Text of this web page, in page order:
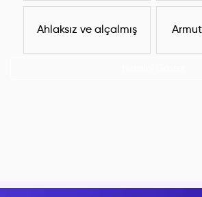
Ahlaksız ve alçalmış